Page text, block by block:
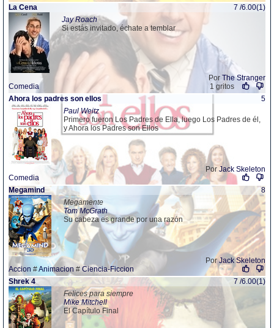
La Cena
7 /6.00(1)
Jay Roach
Si estás invitado, échate a temblar
Por The Stranger
Comedia
1 gritos
Ahora los padres son ellos
5
Paul Weitz
Primero fueron Los Padres de Ella, luego Los Padres de él,
y Ahora los Padres son Ellos
Por Jack Skeleton
Comedia
Megamind
8
Megamente
Tom McGrath
Su cabeza es grande por una razón
PorJack Skeleton
Accion #Animacion# Ciencia-Ficcion
Shrek 4
7 /6.00(1)
Felices para siempre
Mike Mitchell
El Capítulo Final